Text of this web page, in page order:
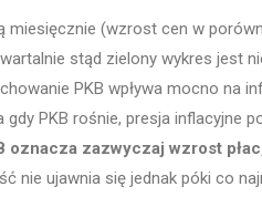
miesięcznie (wzrost cen w
stąd zielony wykres jest
PKB wpływa mocno na
PKB rośnie, presja inflacyjne
oznacza zazwyczaj wzrost
nie ujawnia się jednak póki co